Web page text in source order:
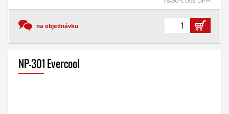
na objednávku
NP-301 Evercool